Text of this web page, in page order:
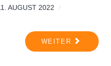
AUGUST 2022
WEITER